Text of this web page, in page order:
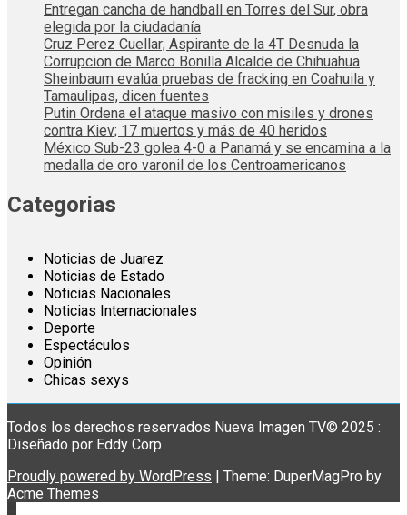
Entregan cancha de handball en Torres del Sur, obra
elegida por la ciudadanía
Cruz Perez Cuellar; Aspirante de la 4T Desnuda la
Corrupcion de Marco Bonilla Alcalde de Chihuahua
Sheinbaum evalúa pruebas de fracking en Coahuila y
Tamaulipas, dicen fuentes
Putin Ordena el ataque masivo con misiles y drones
contra Kiev; 17 muertos y más de 40 heridos
México Sub-23 golea 4-0 a Panamá y se encamina a la
medalla de oro varonil de los Centroamericanos
Categorias
Noticias de Juarez
Noticias de Estado
Noticias Nacionales
Noticias Internacionales
Deporte
Espectáculos
Opinión
Chicas sexys
Todos los derechos reservados Nueva Imagen TV© 2025 :
Diseñado por Eddy Corp
Proudly powered by WordPress
Theme: DuperMagPro by
Acme Themes